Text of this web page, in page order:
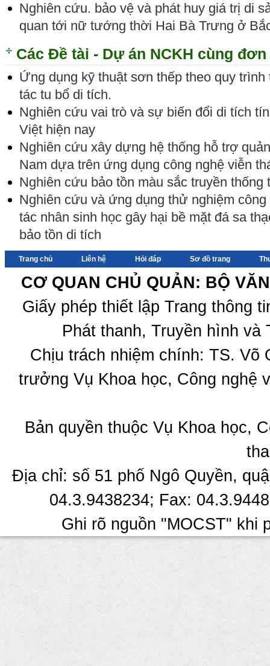
Nghiên cứu. bảo vệ và phát huy giá trị di
quan tới nữ tướng thời Hai Bà Trưng ở
Các Đề tài - Dự án NCKH cùng
Ứng dụng kỹ thuật sơn thếp theo quy
tác tu bổ di tích.
Nghiên cứu vai trò và sự biến đổi di tích
Việt hiện nay
Nghiên cứu xây dựng hệ thống hỗ trợ
Nam dựa trên ứng dụng công nghệ viễn
Nghiên cứu bảo tồn màu sắc truyền thống
Nghiên cứu và ứng dụng thử nghiệm
tác nhân sinh học gây hại bề mặt đá sa
bảo tồn di tích
Trang chủ Liên hệ Hỏi đáp Sơ đồ trang
CƠ QUAN CHỦ QUẢN: BỘ
Giấy phép thiết lập Trang thông
Phát thanh, Truyền hình
Chịu trách nhiệm chính: TS.
trưởng Vụ Khoa học, Công nghệ
Bản quyền thuộc Vụ Khoa học,
Địa chỉ: số 51 phố Ngô Quyền,
04.3.9438234; Fax:
Ghi rõ nguồn "MOCST" khi